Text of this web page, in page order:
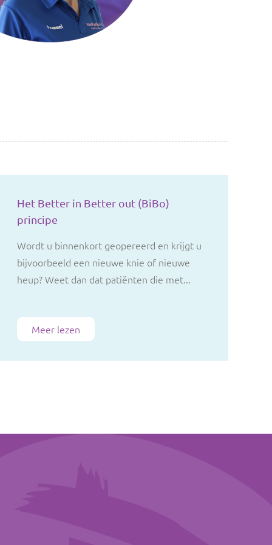
Het Better in Better out (BiBo)
principe
Wordt u binnenkort geopereerd en krijgt u
bijvoorbeeld een nieuwe knie of nieuwe
heup? Weet dan dat patiënten die met...
Meer lezen